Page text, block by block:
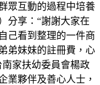
眾互動的過程中培養
分享：“謝謝大家在
己看到整理的一件商
弟妹妹的註冊費，心
家扶幼委員會楊政
業夥伴及善心人士，